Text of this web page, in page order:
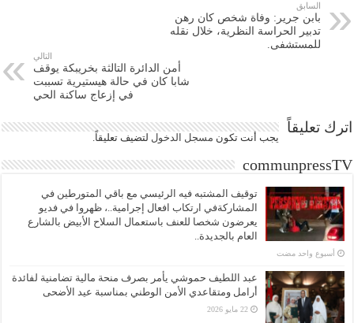
السابق
بابن جرير: وفاة شخص كان رهن
تدبير الحراسة النظرية، خلال نقله
للمستشفى.
التالي
أمن الدائرة التالثة بخريبكة يوقف
شابا كان في حالة هيستيرية تسببت
في إزعاج ساكنة الحي
اترك تعليقاً
يجب أنت تكون مسجل الدخول لتضيف تعليقاً.
communpressTV
توقيف المشتبه فيه الرئيسي مع باقي المتورطين في
المشاركةفي ارتكاب افعال إجرامية..، ظهروا في فديو
يعرضون شخصا للعنف باستعمال السلاح الأبيض بالشارع
العام بالجديدة..
‏أسبوع واحد مضت
عبد اللطيف حموشي يأمر بصرف منحة مالية تضامنية لفائدة
أرامل ومتقاعدي الأمن الوطني بمناسبة عيد الأضحى
22 مايو 2026